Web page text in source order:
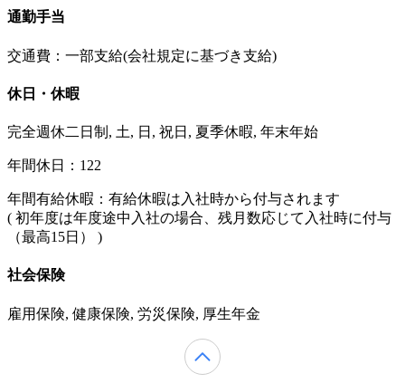
通勤手当
交通費：一部支給(会社規定に基づき支給)
休日・休暇
完全週休二日制, 土, 日, 祝日, 夏季休暇, 年末年始
年間休日：122
年間有給休暇：有給休暇は入社時から付与されます
( 初年度は年度途中入社の場合、残月数応じて入社時に付与
（最高15日） )
社会保険
雇用保険, 健康保険, 労災保険, 厚生年金